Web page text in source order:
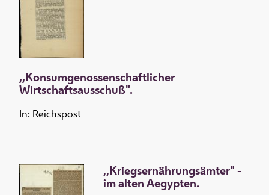
,,Konsumgenossenschaftlicher
Wirtschaftsausschuß".
In: Reichspost
,,Kriegsernährungsämter" -
im alten Aegypten.